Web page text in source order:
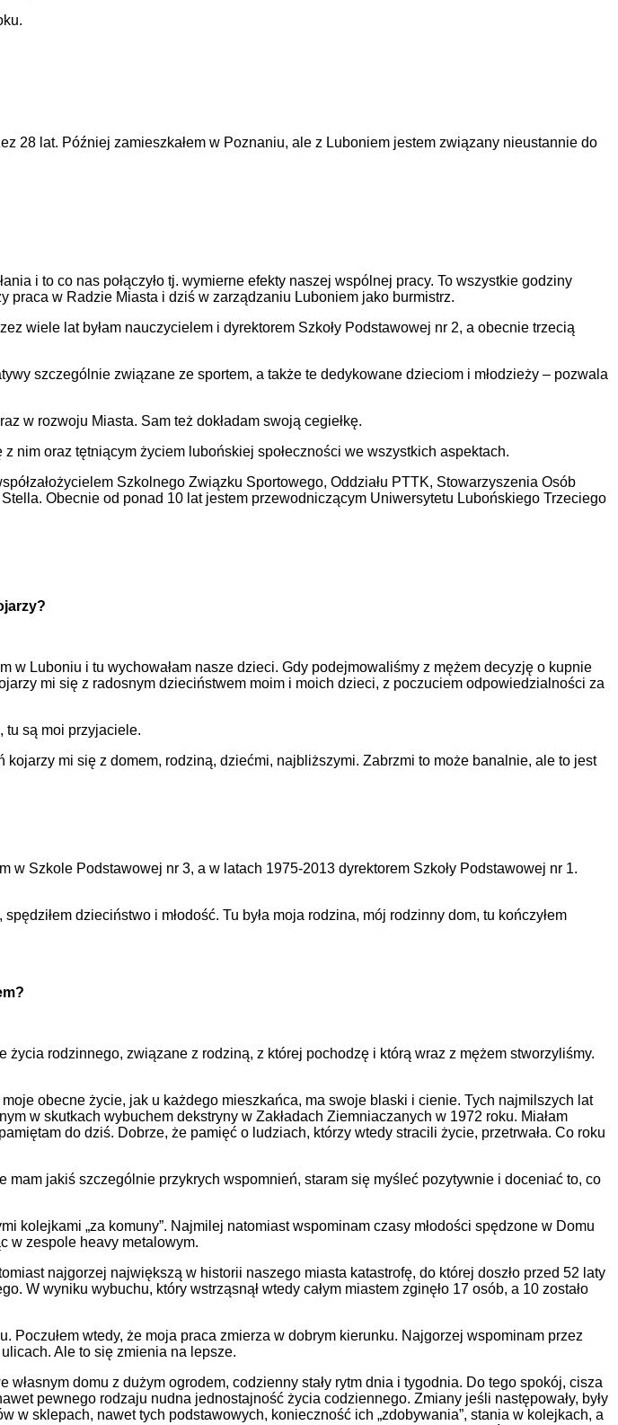
28 lat. Później zamieszkałem w Poznaniu, ale z Luboniem jestem związany nieustannie do
i to co nas połączyło tj. wymierne efekty naszej wspólnej pracy. To wszystkie godziny
praca w Radzie Miasta i dziś w zarządzaniu Luboniem jako burmistrz.
wiele lat byłam nauczycielem i dyrektorem Szkoły Podstawowej nr 2, a obecnie trzecią
szczególnie związane ze sportem, a także te dedykowane dzieciom i młodzieży – pozwala
w rozwoju Miasta. Sam też dokładam swoją cegiełkę.
nim oraz tętniącym życiem lubońskiej społeczności we wszystkich aspektach.
Szkolnego Związku Sportowego, Oddziału PTTK, Stowarzyszenia Osób
Obecnie od ponad 10 lat jestem przewodniczącym Uniwersytetu Lubońskiego Trzeciego
w Luboniu i tu wychowałam nasze dzieci. Gdy podejmowaliśmy z mężem decyzję o kupnie
mi się z radosnym dzieciństwem moim i moich dzieci, z poczuciem odpowiedzialności za
tu są moi przyjaciele.
mi się z domem, rodziną, dziećmi, najbliższymi. Zabrzmi to może banalnie, ale to jest
w Szkole Podstawowej nr 3, a w latach 1975-2013 dyrektorem Szkoły Podstawowej nr 1.
dzieciństwo i młodość. Tu była moja rodzina, mój rodzinny dom, tu kończyłem
rodzinnego, związane z rodziną, z której pochodzę i którą wraz z mężem stworzyliśmy.
obecne życie, jak u każdego mieszkańca, ma swoje blaski i cienie. Tych najmilszych lat
w skutkach wybuchem dekstryny w Zakładach Ziemniaczanych w 1972 roku. Miałam
do dziś. Dobrze, że pamięć o ludziach, którzy wtedy stracili życie, przetrwała. Co roku
jakiś szczególnie przykrych wspomnień, staram się myśleć pozytywnie i doceniać to, co
kolejkami „za komuny”. Najmilej natomiast wspominam czasy młodości spędzone w Domu
w zespole heavy metalowym.
najgorzej największą w historii naszego miasta katastrofę, do której doszło przed 52 laty
wyniku wybuchu, który wstrząsnął wtedy całym miastem zginęło 17 osób, a 10 zostało
Poczułem wtedy, że moja praca zmierza w dobrym kierunku. Najgorzej wspominam przez
Ale to się zmienia na lepsze.
domu z dużym ogrodem, codzienny stały rytm dnia i tygodnia. Do tego spokój, cisza
pewnego rodzaju nudna jednostajność życia codziennego. Zmiany jeśli następowały, były
w sklepach, nawet tych podstawowych, konieczność ich „zdobywania”, stania w kolejkach, a